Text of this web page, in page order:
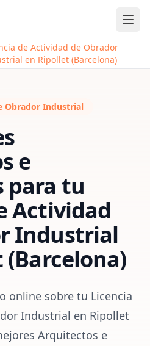
de Actividad de Obrador
en Ripollet (Barcelona)
Obrador Industrial
e
para tu
Actividad
Industrial
online sobre tu Licencia
Industrial en Ripollet
Arquitectos e